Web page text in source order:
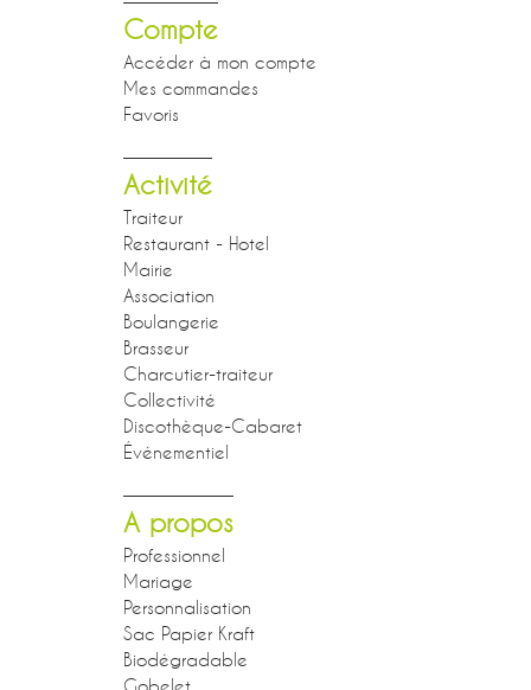
Compte
Accéder à mon compte
Mes commandes
Favoris
Activité
Traiteur
Restaurant - Hotel
Mairie
Association
Boulangerie
Brasseur
Charcutier-traiteur
Collectivité
Discothèque-Cabaret
Événementiel
A propos
Professionnel
Mariage
Personnalisation
Sac Papier Kraft
Biodégradable
Gobelet